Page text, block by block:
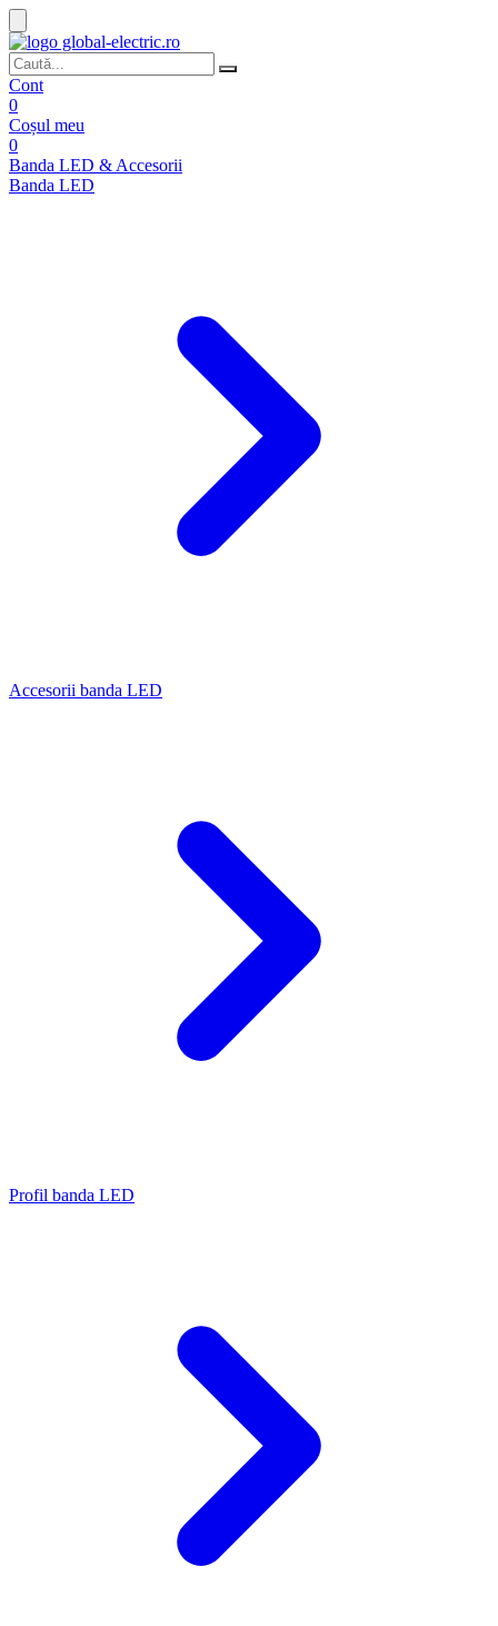
Cont
0
Coșul meu
0
Banda LED & Accesorii
Banda LED
Accesorii banda LED
Profil banda LED